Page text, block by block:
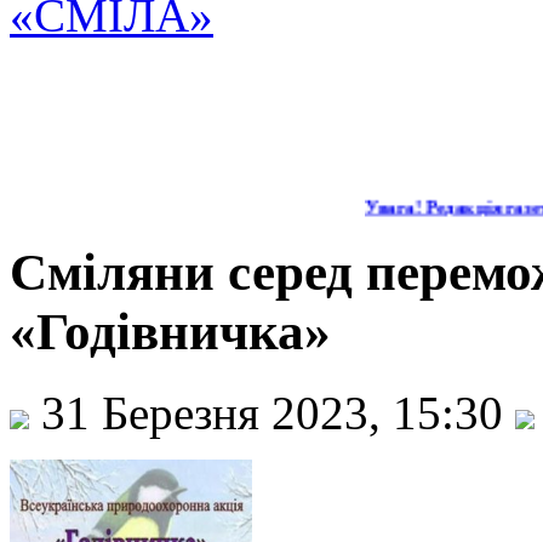
Увага! Редакція
Сміляни серед
«Годівничка»
31 Березня 2023, 15:30